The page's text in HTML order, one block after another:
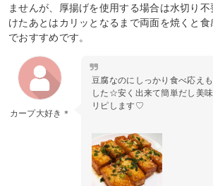
ませんが、厚揚げを使用する場合は水切り
けたあとはカリッとなるまで両面を焼くと
でおすすめです。
カープ大好き＊
豆腐なのにしっかり食べ応え
した☆安く出来て簡単だし美
リピします♡